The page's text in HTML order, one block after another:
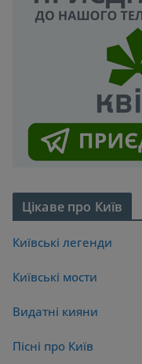
Цікаве про Київ
Київські легенди
Київські мости
Видатні кияни
Пісні про Київ